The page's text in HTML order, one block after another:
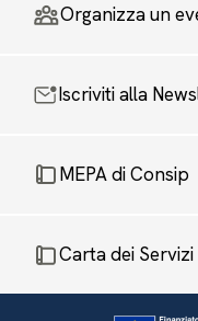
Organizza un
Iscriviti alla
MEPA di Consip
Carta dei Servizi